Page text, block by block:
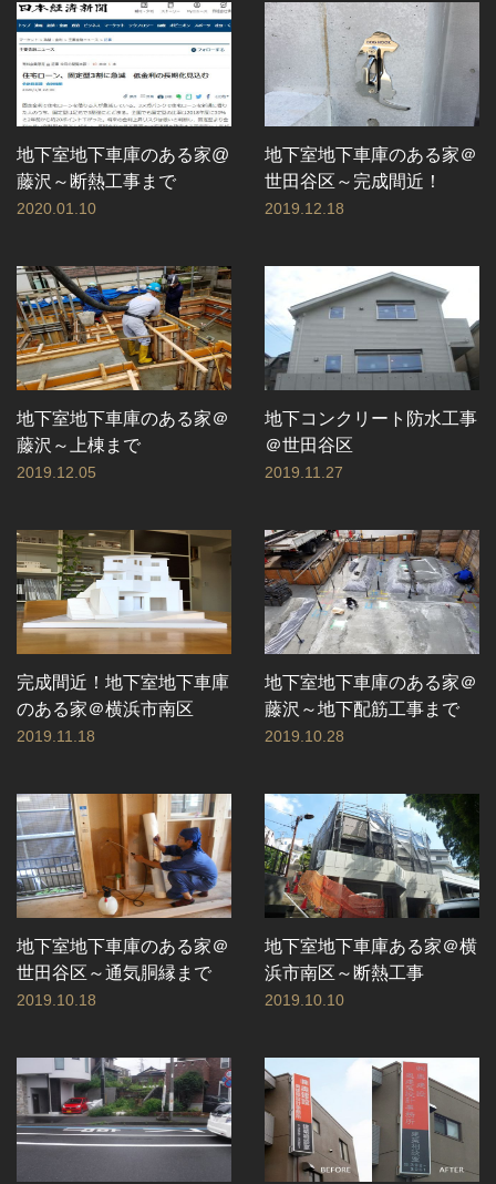
地下室地下車庫のある家@
藤沢～断熱工事まで
2020.01.10
地下室地下車庫のある家＠
世田谷区～完成間近！
2019.12.18
地下室地下車庫のある家＠
藤沢～上棟まで
2019.12.05
地下コンクリート防水工事
＠世田谷区
2019.11.27
完成間近！地下室地下車庫
のある家＠横浜市南区
2019.11.18
地下室地下車庫のある家＠
藤沢～地下配筋工事まで
2019.10.28
地下室地下車庫のある家＠
世田谷区～通気胴縁まで
2019.10.18
地下室地下車庫ある家＠横
浜市南区～断熱工事
2019.10.10